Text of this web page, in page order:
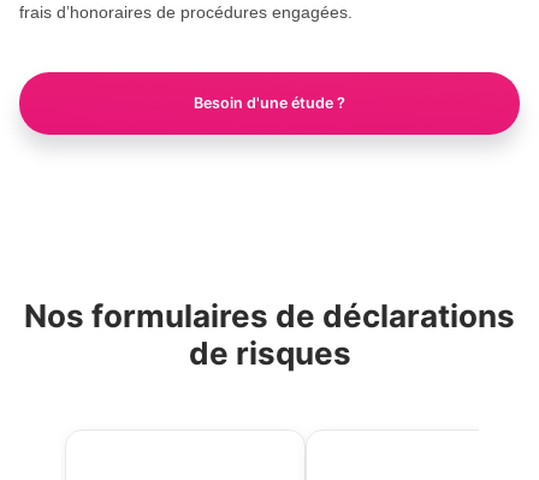
frais d’honoraires de procédures engagées.
Besoin d'une étude ?
Nos formulaires de déclarations
de risques